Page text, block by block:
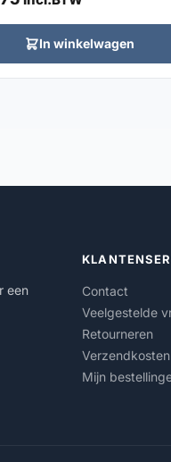
In winkelwagen
een
Contact
Veelgestelde
Retourneren
Verzendkosten
Mijn